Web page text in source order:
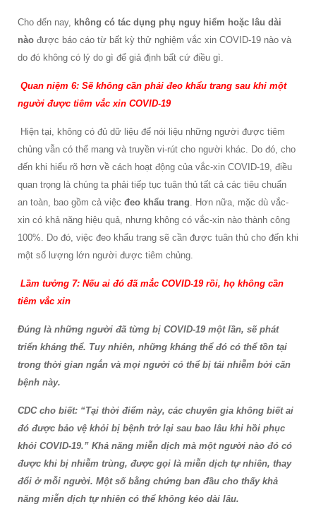
Cho đến nay, không có tác dụng phụ nguy hiểm hoặc lâu dài
nào được báo cáo từ bất kỳ thử nghiệm vắc xin COVID-19 nào và
do đó không có lý do gì để giả định bất cứ điều gì.
Quan niệm 6: Sẽ không cần phải đeo khẩu trang sau khi một
người được tiêm vắc xin COVID-19
Hiện tại, không có đủ dữ liệu để nói liệu những người được tiêm
chủng vẫn có thể mang và truyền vi-rút cho người khác. Do đó, cho
đến khi hiểu rõ hơn về cách hoạt động của vắc-xin COVID-19, điều
quan trọng là chúng ta phải tiếp tục tuân thủ tất cả các tiêu chuẩn
an toàn, bao gồm cả việc đeo khẩu trang . Hơn nữa, mặc dù vắc-
xin có khả năng hiệu quả, nhưng không có vắc-xin nào thành công
100%. Do đó, việc đeo khẩu trang sẽ cần được tuân thủ cho đến khi
một số lượng lớn người được tiêm chủng.
Lầm tưởng 7: Nếu ai đó đã mắc COVID-19 rồi, họ không cần
tiêm vắc xin
Đúng là những người đã từng bị COVID-19 một lần, sẽ phát
triển kháng thể. Tuy nhiên, những kháng thể đó có thể tồn tại
trong thời gian ngắn và mọi người có thể bị tái nhiễm bởi căn
bệnh này.
CDC cho biết: “Tại thời điểm này, các chuyên gia không biết ai
đó được bảo vệ khỏi bị bệnh trở lại sau bao lâu khi hồi phục
khỏi COVID-19.” Khả năng miễn dịch mà một người nào đó có
được khi bị nhiễm trùng, được gọi là miễn dịch tự nhiên, thay
đổi ở mỗi người. Một số bằng chứng ban đầu cho thấy khả
năng miễn dịch tự nhiên có thể không kéo dài lâu.